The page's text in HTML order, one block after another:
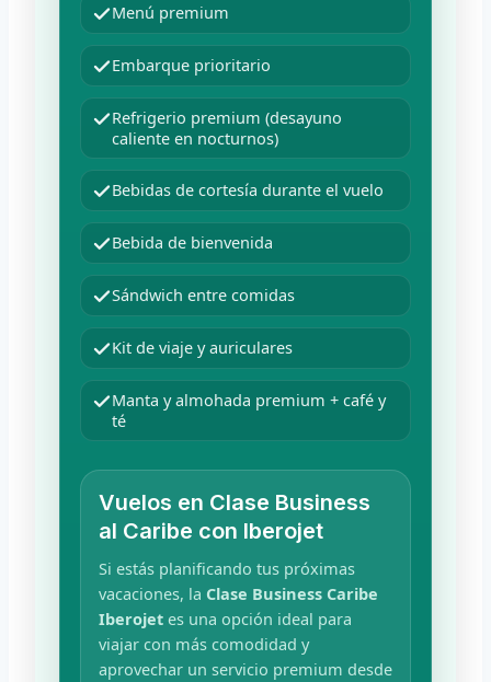
Menú premium
Embarque prioritario
Refrigerio premium (desayuno
caliente en nocturnos)
Bebidas de cortesía durante el vuelo
Bebida de bienvenida
Sándwich entre comidas
Kit de viaje y auriculares
Manta y almohada premium + café y
té
Vuelos en Clase Business
al Caribe con Iberojet
Si estás planificando tus próximas
vacaciones, la Clase Business Caribe
Iberojet es una opción ideal para
viajar con más comodidad y
aprovechar un servicio premium desde